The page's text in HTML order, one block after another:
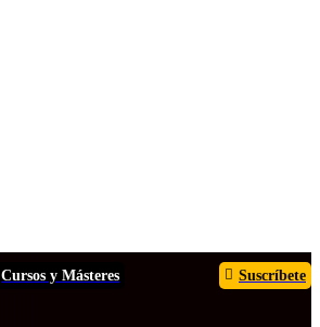
Suscríbete
Cursos y Másteres